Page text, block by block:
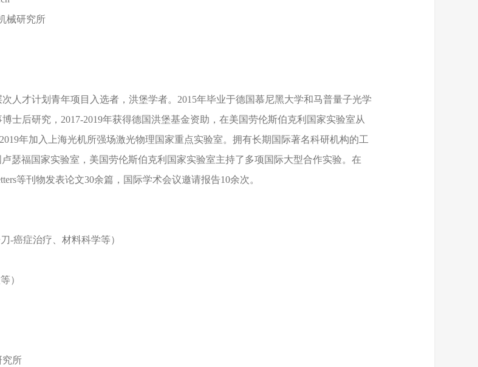
械研究所
人才计划青年项目入选者，洪堡学者。2015年毕业于德国慕尼黑大学和马普量子光学
士后研究，2017-2019年获得德国洪堡基金资助，在美国劳伦斯伯克利国家实验室从
年加入上海光机所强场激光物理国家重点实验室。拥有长期国际著名科研机构的工
瑟福国家实验室，美国劳伦斯伯克利国家实验室主持了多项国际大型合作实验。在
等刊物发表论文30余篇，国际学术会议邀请报告10余次。
-癌症治疗、材料科学等）
）
究所